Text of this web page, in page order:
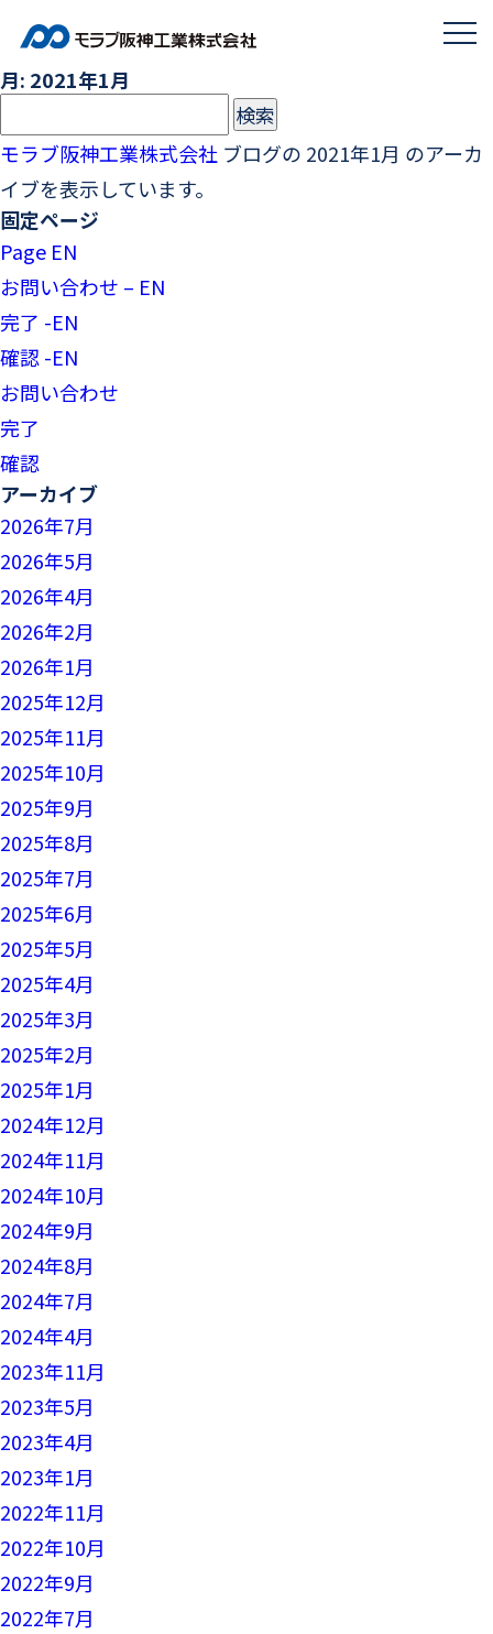
月: 2021年1月
索:
モラブ阪神工業株式会社 ブログの 2021年1月 のアーカ
イブを表示しています。
固定ページ
Page EN
お問い合わせ – EN
完了 -EN
確認 -EN
お問い合わせ
完了
確認
アーカイブ
2026年7月
2026年5月
2026年4月
2026年2月
2026年1月
2025年12月
2025年11月
2025年10月
2025年9月
2025年8月
2025年7月
2025年6月
2025年5月
2025年4月
2025年3月
2025年2月
2025年1月
2024年12月
2024年11月
2024年10月
2024年9月
2024年8月
2024年7月
2024年4月
2023年11月
2023年5月
2023年4月
2023年1月
2022年11月
2022年10月
2022年9月
2022年7月